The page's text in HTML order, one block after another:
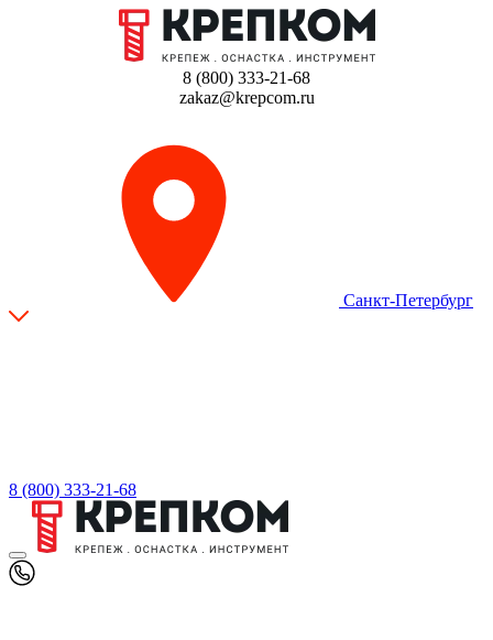
8 (800) 333-21-68
zakaz@krepcom.ru
Санкт-Петербург
8 (800) 333-21-68